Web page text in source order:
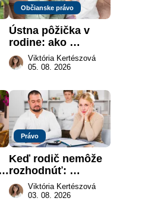
Občianske právo
Ústna pôžička v
rodine: ako
vymôcť peniaze,
keď na papieri nie
Viktória Kertészová
05. 08. 2026
Právo
Keď rodič nemôže
rozhodnúť:
nahradenie prejavu
vôle súdom v
Viktória Kertészová
03. 08. 2026